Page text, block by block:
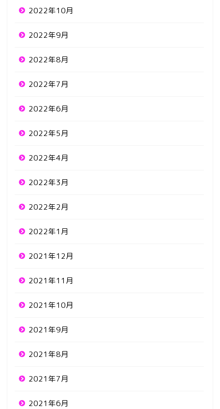
2022年10月
2022年9月
2022年8月
2022年7月
2022年6月
2022年5月
2022年4月
2022年3月
2022年2月
2022年1月
2021年12月
2021年11月
2021年10月
2021年9月
2021年8月
2021年7月
2021年6月